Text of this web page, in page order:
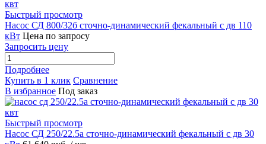
Быстрый просмотр
Насос СД 800/32б сточно-динамический фекальный с дв 110
кВт Цена по запросу
Запросить цену
Подробнее
Купить в 1 клик Сравнение
В избранное Под заказ
Быстрый просмотр
Насос СД 250/22.5а сточно-динамический фекальный с дв 30